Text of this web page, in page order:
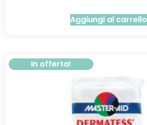
Aggiungi al carrello
In offerta!